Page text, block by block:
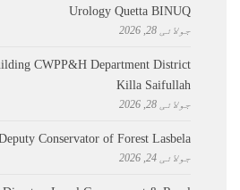
Urology Quetta BINUQ
جولائی 28, 2026
CWPP&H Department District
Killa Saifullah
جولائی 28, 2026
Conservator of Forest Lasbela
جولائی 24, 2026